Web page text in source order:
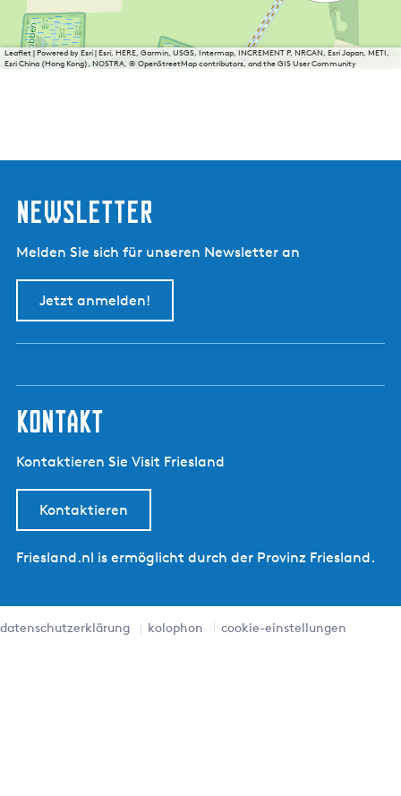
Leaflet|Powered by Esri | Esri, HERE, Garmin, USGS, Intermap, INCREMENT P, NRCAN, Esri Japan, METI,
Esri China (Hong Kong), NOSTRA, © OpenStreetMap contributors, and the GIS User Community
Newsletter
Melden Sie sich für unseren Newsletter an
Jetzt anmelden!
kontakt
Kontaktieren Sie Visit Friesland
Kontaktieren
Friesland.nl is ermöglicht durch der Provinz Friesland.
datenschutzerklärung kolophon cookie-einstellungen